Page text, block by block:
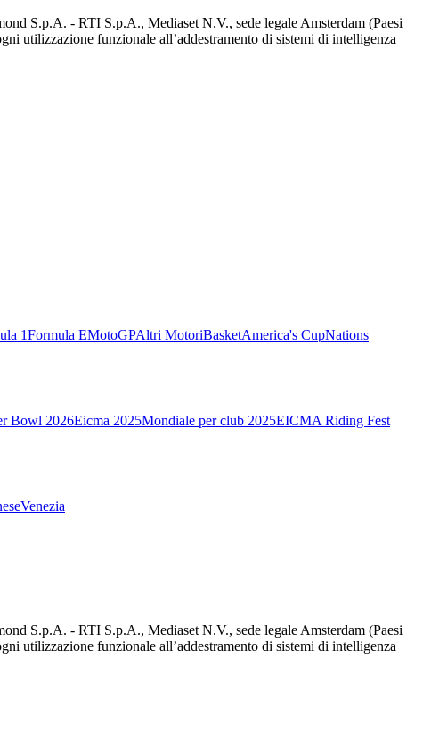
S.p.A. - RTI S.p.A., Mediaset N.V., sede legale Amsterdam (Paesi
utilizzazione funzionale all’addestramento di sistemi di intelligenza
1Formula EMotoGPAltri MotoriBasketAmerica's CupNations
Bowl 2026Eicma 2025Mondiale per club 2025EICMA Riding Fest
Venezia
S.p.A. - RTI S.p.A., Mediaset N.V., sede legale Amsterdam (Paesi
utilizzazione funzionale all’addestramento di sistemi di intelligenza